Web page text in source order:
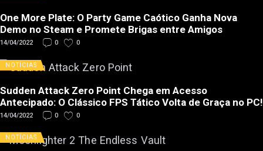
One More Plate: O Party Game Caótico Ganha Nova
Demo no Steam e Promete Brigas entre Amigos
14/04/2022 0 0
NOTÍCIAS
Sudden Attack Zero Point Chega em Acesso
Antecipado: O Clássico FPS Tático Volta de Graça no PC!
14/04/2022 0 0
NOTÍCIAS